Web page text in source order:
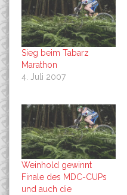
Sieg beim Tabarz
Marathon
4. Juli 2007
Weinhold gewinnt
Finale des MDC-CUPs
und auch die